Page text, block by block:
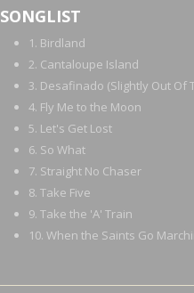
SONGLIST
1. Birdland
2. Cantaloupe Island
3. Desafinado (Slightly Out Of
4. Fly Me to the Moon
5. Let's Get Lost
6. So What
7. Straight No Chaser
8. Take Five
9. Take the 'A' Train
10. When the Saints Go